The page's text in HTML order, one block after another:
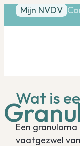
Mijn NVDV
Wat is
Een granuloma
vaatgezwel